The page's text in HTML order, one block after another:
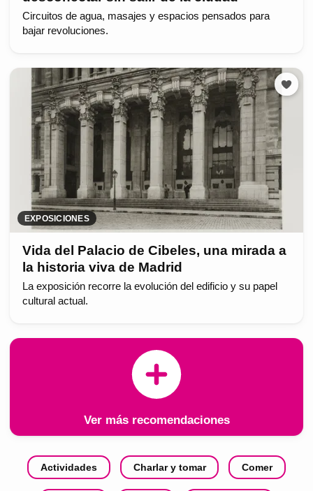
Circuitos de agua, masajes y espacios pensados para
bajar revoluciones.
EXPOSICIONES
Vida del Palacio de Cibeles, una mirada a
la historia viva de Madrid
La exposición recorre la evolución del edificio y su papel
cultural actual.
Ver más recomendaciones
Actividades Charlar y tomar Comer